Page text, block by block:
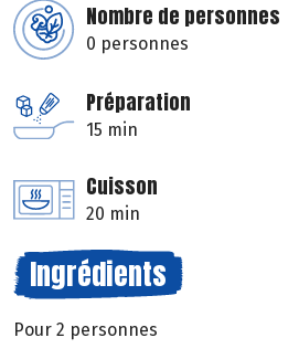
Nombre de personnes
0 personnes
Préparation
15 min
Cuisson
20 min
Ingrédients
Pour 2 personnes